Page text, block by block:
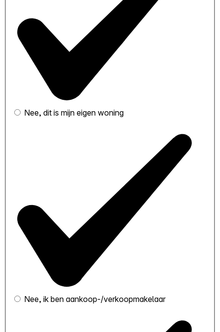
Nee, dit is mijn eigen woning
Nee, ik ben aankoop-/verkoopmakelaar